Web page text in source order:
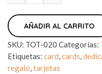
AÑADIR AL CARRITO
SKU: TOT-020 Categorías:
Etiquetas: card,cards,
regalo,tarjetas